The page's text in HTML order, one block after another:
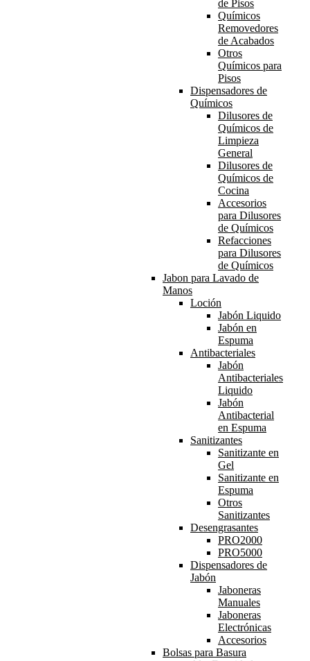
de Pisos
Químicos
Removedores
de Acabados
Otros
Químicos para
Pisos
Dispensadores de
Químicos
Dilusores de
Químicos de
Limpieza
General
Dilusores de
Químicos de
Cocina
Accesorios
para Dilusores
de Químicos
Refacciones
para Dilusores
de Químicos
Jabon para Lavado de
Manos
Loción
Jabón Liquido
Jabón en
Espuma
Antibacteriales
Jabón
Antibacteriales
Liquido
Jabón
Antibacterial
en Espuma
Sanitizantes
Sanitizante en
Gel
Sanitizante en
Espuma
Otros
Sanitizantes
Desengrasantes
PRO2000
PRO5000
Dispensadores de
Jabón
Jaboneras
Manuales
Jaboneras
Electrónicas
Accesorios
Bolsas para Basura